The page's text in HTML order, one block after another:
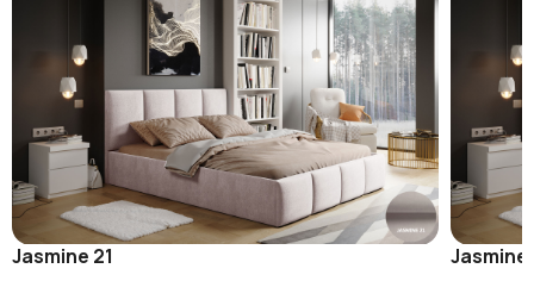
Jasmine 21 Jasmine